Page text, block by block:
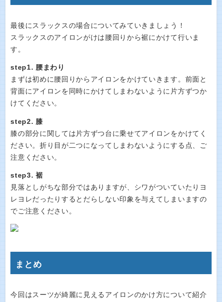
最後にスラックスの場合についてみていきましょう！
スラックスのアイロンがけは腰回りから裾にかけて行いま
す。
step1. 腰まわり
まずは初めに腰回りからアイロンをかけていきます。前面と
背面にアイロンを同時にかけてしまわないように片方ずつか
けてください。
step2. 膝
膝の部分に関しては片方ずつ台に乗せてアイロンをかけてく
ださい。折り目が二つになってしまわないようにする点、ご
注意ください。
step3. 裾
見落としがちな部分ではありますが、シワがついていたりヨ
レヨレだったりするとだらしない印象を与えてしまいますの
でご注意ください。
まとめ
今回はスーツが綺麗に見えるアイロンのかけ方について紹介